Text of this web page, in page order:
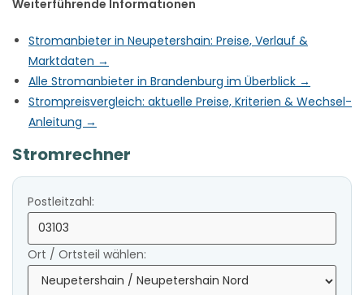
Weiterführende Informationen
Stromanbieter in Neupetershain: Preise, Verlauf &
Marktdaten →
Alle Stromanbieter in Brandenburg im Überblick →
Strompreisvergleich: aktuelle Preise, Kriterien & Wechsel-
Anleitung →
Stromrechner
Postleitzahl:
Ort / Ortsteil wählen: